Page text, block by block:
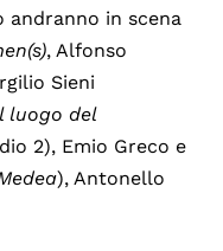
andranno in scena
, Alfonso
Sieni
luogo del
2), Emio Greco e
), Antonello